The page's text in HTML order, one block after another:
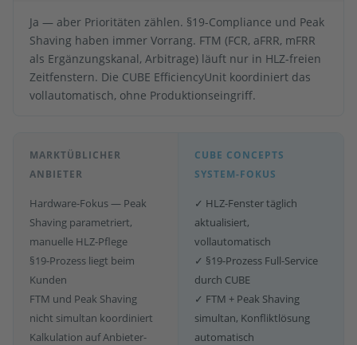
Ja — aber Prioritäten zählen. §19-Compliance und Peak
Shaving haben immer Vorrang. FTM (FCR, aFRR, mFRR
als Ergänzungskanal, Arbitrage) läuft nur in HLZ-freien
Zeitfenstern. Die CUBE EfficiencyUnit koordiniert das
vollautomatisch, ohne Produktionseingriff.
MARKTÜBLICHER
ANBIETER
Hardware-Fokus — Peak
Shaving parametriert,
manuelle HLZ-Pflege
§19-Prozess liegt beim
Kunden
FTM und Peak Shaving
nicht simultan koordiniert
Kalkulation auf Anbieter-
CUBE CONCEPTS
SYSTEM-FOKUS
✓ HLZ-Fenster täglich
aktualisiert,
vollautomatisch
✓ §19-Prozess Full-Service
durch CUBE
✓ FTM + Peak Shaving
simultan, Konfliktlösung
automatisch